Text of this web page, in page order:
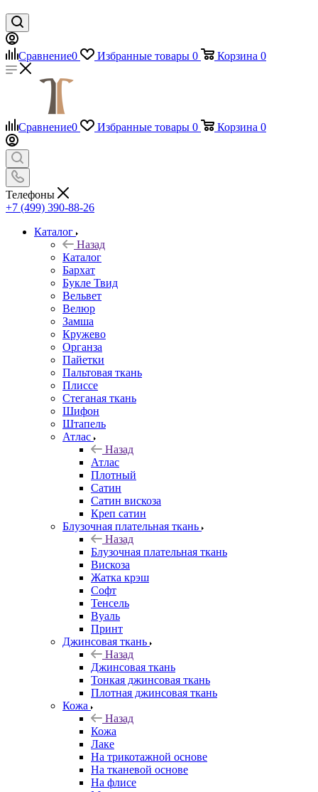
Сравнение0 Избранные товары 0 Корзина 0
Сравнение0 Избранные товары 0 Корзина 0
Телефоны
+7 (499) 390-88-26
Каталог
Назад
Каталог
Бархат
Букле Твид
Вельвет
Велюр
Замша
Кружево
Органза
Пайетки
Пальтовая ткань
Плиссе
Стеганая ткань
Шифон
Штапель
Атлас
Назад
Атлас
Плотный
Сатин
Сатин вискоза
Креп сатин
Блузочная плательная ткань
Назад
Блузочная плательная ткань
Вискоза
Жатка крэш
Софт
Тенсель
Вуаль
Принт
Джинсовая ткань
Назад
Джинсовая ткань
Тонкая джинсовая ткань
Плотная джинсовая ткань
Кожа
Назад
Кожа
Лаке
На трикотажной основе
На тканевой основе
На флисе